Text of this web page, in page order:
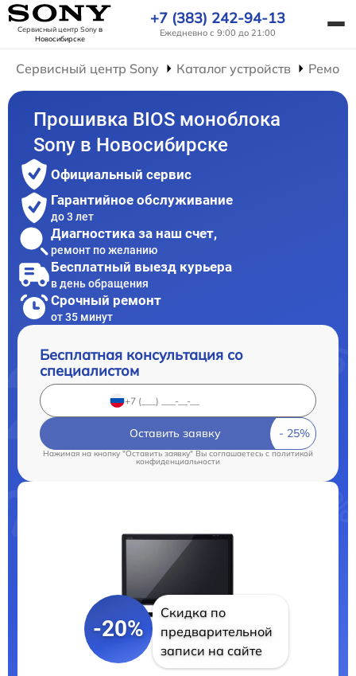
Сервисный центр Sonyв
Новосибирске
+7 (383) 242-94-13
Ежедневно с 9:00 до 21:00
Сервисный центр Sony Каталог устройств
Прошивка BIOS моноблока
Sony в Новосибирске
Официальный сервис
Гарантийное обслуживание
до 3 лет
Диагностика за наш счет,
ремонт по желанию
Бесплатный выезд курьера
в день обращения
Срочный ремонт
от 35 минут
Бесплатная консультация со
специалистом
Оставить заявку
Нажимая на кнопку "Оставить заявку" Вы соглашаетесь c политикой
конфиденциальности
-20%
Скидка по
предварительной
записи на сайте